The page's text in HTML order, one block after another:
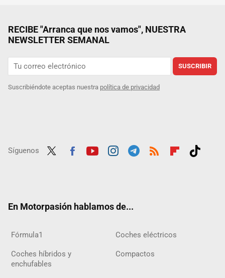
RECIBE "Arranca que nos vamos", NUESTRA
NEWSLETTER SEMANAL
SUSCRIBIR
Suscribiéndote aceptas nuestra política de privacidad
Síguenos
En Motorpasión hablamos de...
Fórmula1 Coches eléctricos
Coches híbridos y
enchufables
Compactos